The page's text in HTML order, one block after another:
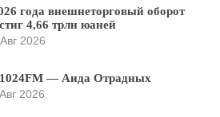
года внешнеторговый оборот
4,66 трлн юаней
2026
— Аида Отрадных
2026